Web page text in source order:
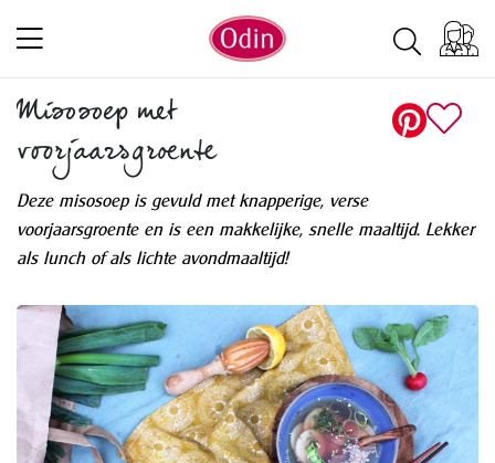
Misosoep met
voorjaarsgroente
Deze misosoep is gevuld met knapperige, verse
voorjaarsgroente en is een makkelijke, snelle maaltijd. Lekker
als lunch of als lichte avondmaaltijd!